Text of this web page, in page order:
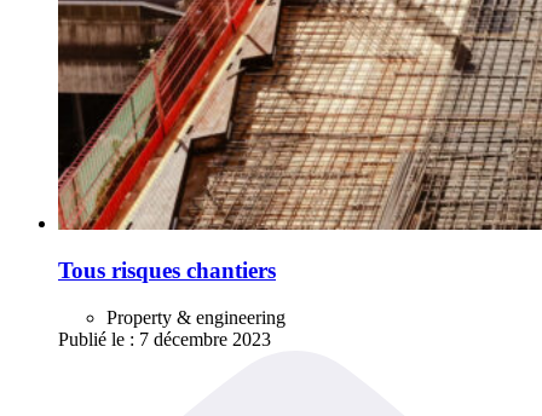
Tous risques chantiers
Property & engineering
Publié le : 7 décembre 2023